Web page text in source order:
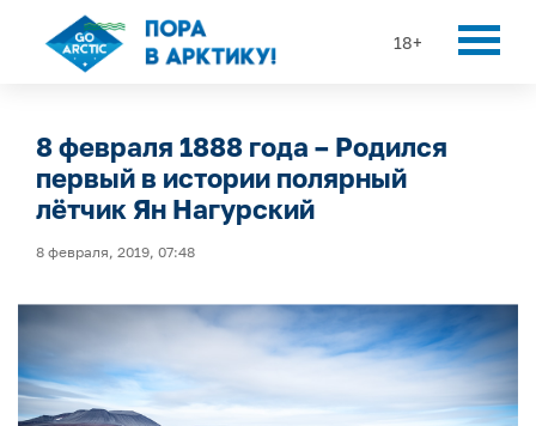
18+
8 февраля 1888 года – Родился
первый в истории полярный
лётчик Ян Нагурский
8 февраля, 2019, 07:48